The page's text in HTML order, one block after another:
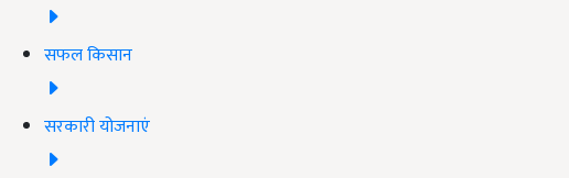
सफल किसान
सरकारी योजनाएं